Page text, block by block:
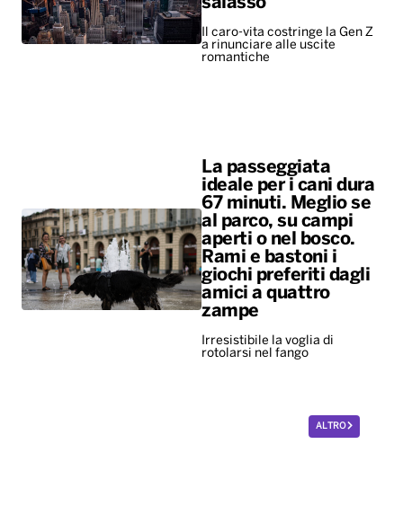
Il caro-vita costringe la Gen Z
a rinunciare alle uscite
romantiche
La passeggiata
ideale per i cani dura
67 minuti. Meglio se
al parco, su campi
aperti o nel bosco.
Rami e bastoni i
giochi preferiti dagli
amici a quattro
zampe
Irresistibile la voglia di
rotolarsi nel fango
ALTRO